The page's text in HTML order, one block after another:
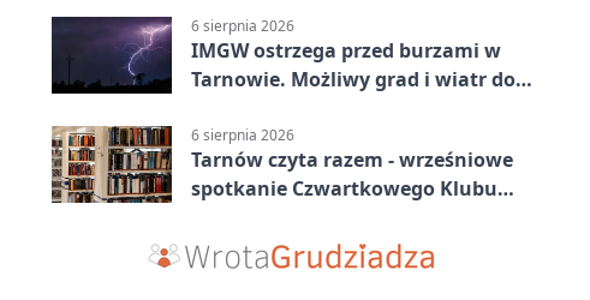
6 sierpnia 2026
IMGW ostrzega przed burzami w
Tarnowie. Możliwy grad i wiatr do
6 sierpnia 2026
Tarnów czyta razem - wrześniowe
spotkanie Czwartkowego Klubu